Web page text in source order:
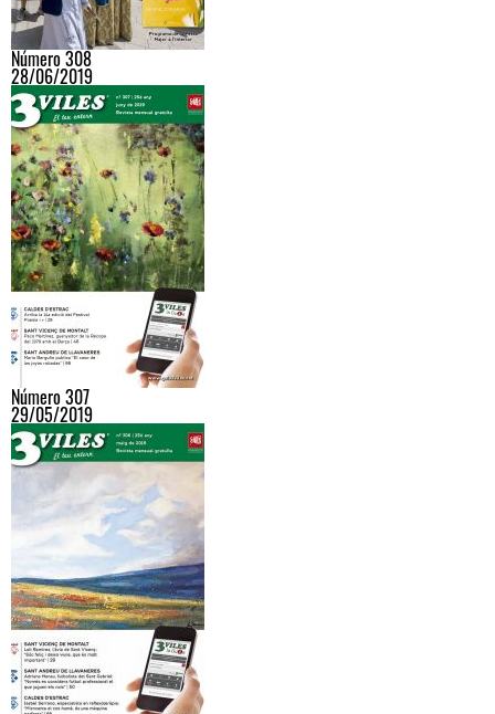
Número 308
28/06/2019
Número 307
29/05/2019